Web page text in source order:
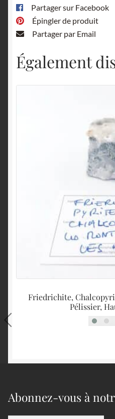
Partager sur Facebook
Épingler de produit
Partager par Email
Également
Friedrichite,
Pélissier,
Abonnez-vous à